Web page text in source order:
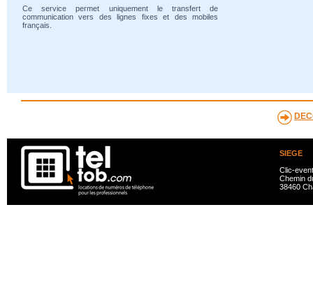
Ce service permet uniquement le transfert de
communication vers des lignes fixes et des mobiles
français.
SIEGE
Clic-
Chemin
38460